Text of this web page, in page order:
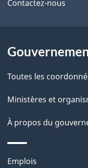
l
d
e
p
a
de
site
Contactez-nous
Toutes les
Ministères et
À propos du
Thèmes
Emplois